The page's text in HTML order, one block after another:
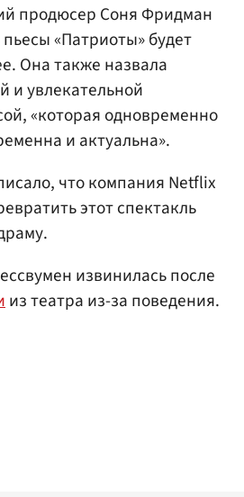
продюсер Соня Фридман
пьесы «Патриоты» будет
Она также назвала
и увлекательной
«которая одновременно
и актуальна».
что компания Netflix
этот спектакль
извинилась после
из театра из-за поведения.